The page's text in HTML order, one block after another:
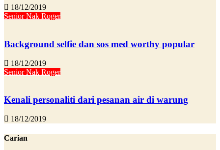
18/12/2019
Senior Nak Roger
Background selfie dan sos med worthy popular
18/12/2019
Senior Nak Roger
Kenali personaliti dari pesanan air di warung
18/12/2019
Carian